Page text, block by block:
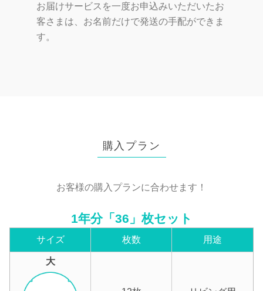
お届けサービス を一度お申込みいただいたお
客さまは、お名前だけで発送の手配ができま
す。
購入プラン
お客様の購入プランに合わせます！
1年分「36」枚セット
サイズ 枚数 用途
大